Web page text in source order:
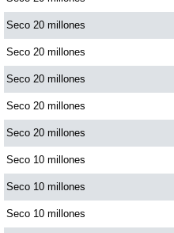
Pick 3 Noche
Pick 4 Día
Pick 4 Noche
Pijao de Oro
Saman de la suerte
Seco 20 millones
Seco 20 millones
Seco 20 millones
Seco 20 millones
Seco 20 millones
Seco 10 millones
Seco 10 millones
Seco 10 millones